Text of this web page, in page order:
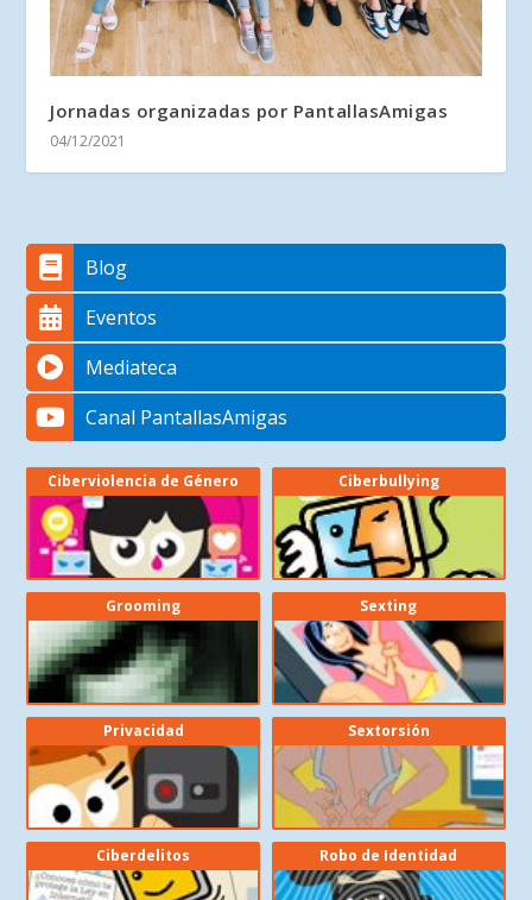
Jornadas organizadas por PantallasAmigas
04/12/2021
Blog
Eventos
Mediateca
Canal PantallasAmigas
Ciberviolencia de Género Ciberbullying
Grooming Sexting
Privacidad Sextorsión
Ciberdelitos Robo de Identidad